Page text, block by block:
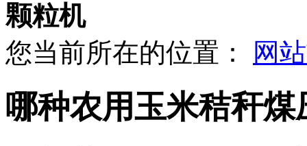
颗粒机
您当前所在的位置：
网
哪种农用玉米秸秆煤